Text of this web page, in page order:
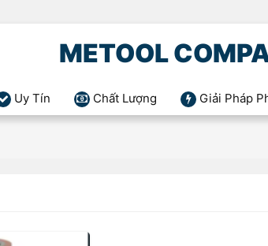
METOOL
Uy Tín Chất Lượng Giải Pháp